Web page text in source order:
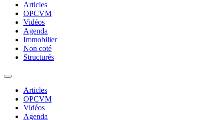
Articles
OPCVM
Vidéos
Agenda
Immobilier
Non coté
Structurés
Articles
OPCVM
Vidéos
Agenda